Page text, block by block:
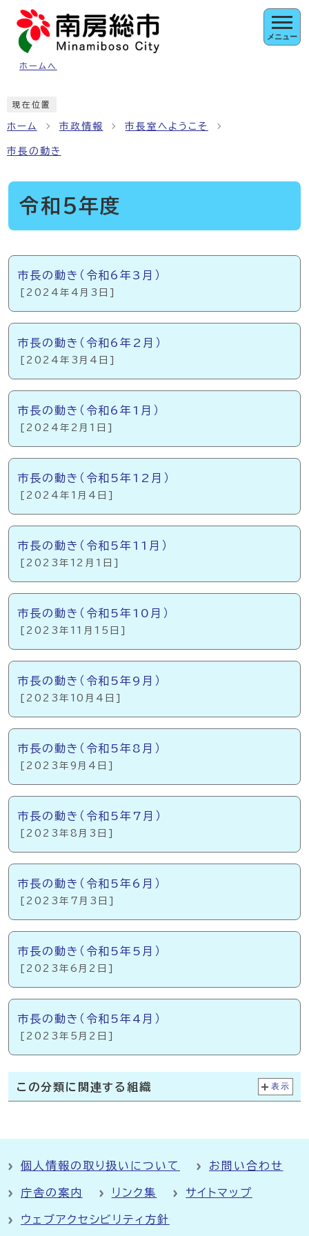
ページの先頭です
ホームへ
メニュー
現在位置
ホーム 市政情報 市長室へようこそ
市長の動き
令和5年度
メインメニュー
市長の動き（令和6年3月）
[2024年4月3日]
市長の動き（令和6年2月）
[2024年3月4日]
市長の動き（令和6年1月）
[2024年2月1日]
市長の動き（令和5年12月）
[2024年1月4日]
市長の動き（令和5年11月）
[2023年12月1日]
市長の動き（令和5年10月）
[2023年11月15日]
市長の動き（令和5年9月）
[2023年10月4日]
市長の動き（令和5年8月）
[2023年9月4日]
市長の動き（令和5年7月）
[2023年8月3日]
市長の動き（令和5年6月）
[2023年7月3日]
市長の動き（令和5年5月）
[2023年6月2日]
市長の動き（令和5年4月）
[2023年5月2日]
この分類に関連する組織 表示
個人情報の取り扱いについて お問い合わせ
庁舎の案内 リンク集 サイトマップ
ウェブアクセシビリティ方針